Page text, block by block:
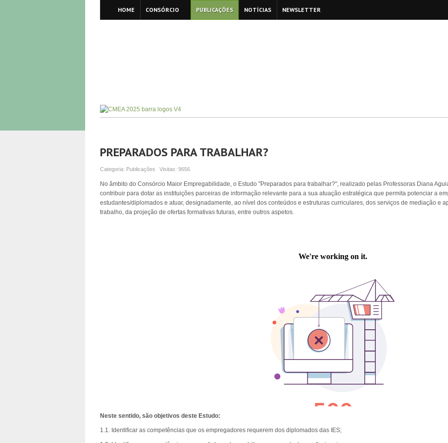
HOME CONSÓRCIO PUBLICAÇÕES NOTÍCIAS NEWSLETTER
PREPARADOS PARA TRABALHAR?
Categoria: Publicações Visitas: 9656
No âmbito do Consórcio Maior Empregabilidade, o Estudo "Preparados para trabalhar?", realizado pelas Professoras Diana
contribuir para dotar as instituições parceiras de informação relevante para a sua atuação estratégica que permita potenciar a
estudantes/diplomados e atuar, designadamente, ao nível dos conteúdos e estruturas curriculares, dos serviços de mediação e
trabalho, da projeção de ofertas formativas futuras, entre outros aspetos.
Neste sentido, são objetivos deste Estudo:
1.1. Identificar as competências que os empregadores requerem dos diplomados das IES;